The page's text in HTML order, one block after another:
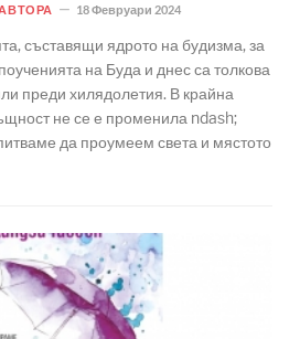
18 Февруари 2024
съставящи ядрото на будизма, за
на Буда и днес са толкова
преди хилядолетия. В крайна
не се е променила ndash;
да проумеем света и мястото